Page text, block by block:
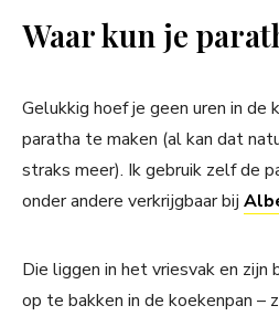
Waar kun je
Gelukkig hoef je geen uren in
paratha te maken (al kan dat
straks meer). Ik gebruik zelf de
onder andere verkrijgbaar bij
Die liggen in het vriesvak en zijn
op te bakken in de koekenpan –